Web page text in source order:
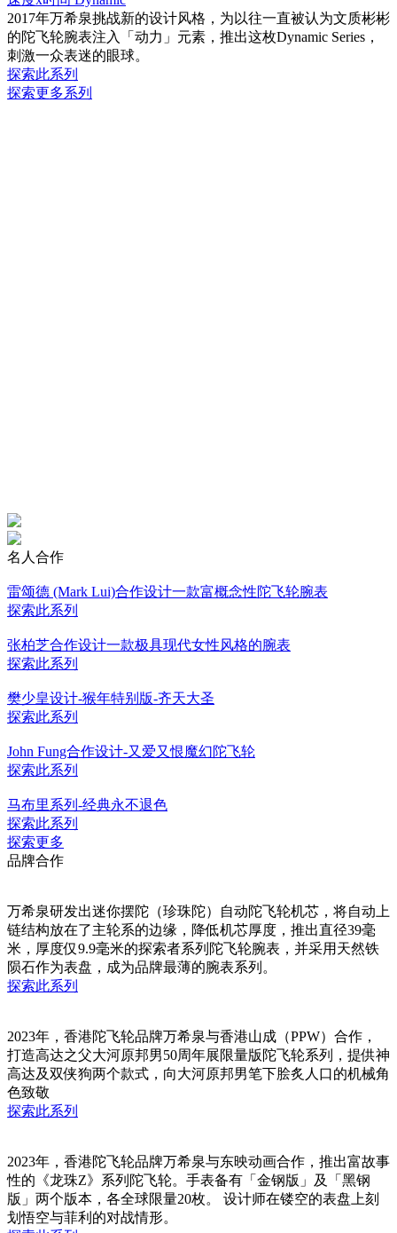
2017年万希泉挑战新的设计风格，为以往一直被认为文质彬彬
的陀飞轮腕表注入「动力」元素，推出这枚Dynamic Series，
刺激一众表迷的眼球。
探索此系列
探索更多系列
名人合作
雷颂德 (Mark Lui)合作设计一款富概念性陀飞轮腕表
探索此系列
张柏芝合作设计一款极具现代女性风格的腕表
探索此系列
樊少皇设计-猴年特别版-齐天大圣
探索此系列
John Fung合作设计-又爱又恨魔幻陀飞轮
探索此系列
马布里系列-经典永不退色
探索此系列
探索更多
品牌合作
万希泉研发出迷你摆陀（珍珠陀）自动陀飞轮机芯，将自动上
链结构放在了主轮系的边缘，降低机芯厚度，推出直径39毫
米，厚度仅9.9毫米的探索者系列陀飞轮腕表，并采用天然铁
陨石作为表盘，成为品牌最薄的腕表系列。
探索此系列
2023年，香港陀飞轮品牌万希泉与香港山成（PPW）合作，
打造高达之父大河原邦男50周年展限量版陀飞轮系列，提供神
高达及双侠狗两个款式，向大河原邦男笔下脍炙人口的机械角
色致敬
探索此系列
2023年，香港陀飞轮品牌万希泉与东映动画合作，推出富故事
性的《龙珠Z》系列陀飞轮。手表备有「金钢版」及「黑钢
版」两个版本，各全球限量20枚。 设计师在镂空的表盘上刻
划悟空与菲利的对战情形。